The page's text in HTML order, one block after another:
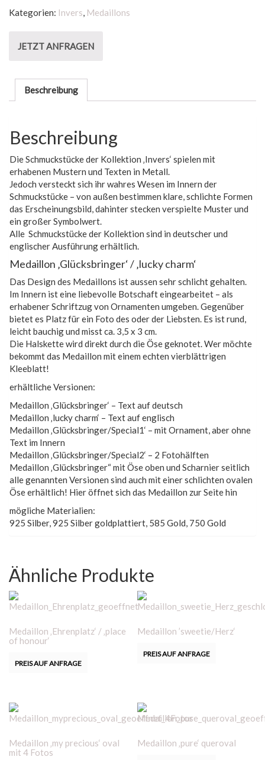
Kategorien: Invers, Medaillons
JETZT ANFRAGEN
Beschreibung
Beschreibung
Die Schmuckstücke der Kollektion ‚Invers‘ spielen mit
erhabenen Mustern und Texten in Metall.
Jedoch versteckt sich ihr wahres Wesen im Innern der
Schmuckstücke – von außen bestimmen klare, schlichte Formen
das Erscheinungsbild, dahinter stecken verspielte Muster und
ein großer Symbolwert.
Alle Schmuckstücke der Kollektion sind in deutscher und
englischer Ausführung erhältlich.
Medaillon ‚Glücksbringer‘ / ‚lucky charm‘
Das Design des Medaillons ist aussen sehr schlicht gehalten.
Im Innern ist eine liebevolle Botschaft eingearbeitet – als
erhabener Schriftzug von Ornamenten umgeben. Gegenüber
bietet es Platz für ein Foto des oder der Liebsten. Es ist rund,
leicht bauchig und misst ca. 3,5 x 3 cm.
Die Halskette wird direkt durch die Öse geknotet. Wer möchte
bekommt das Medaillon mit einem echten vierblättrigen
Kleeblatt!
erhältliche Versionen:
Medaillon ‚Glücksbringer‘ – Text auf deutsch
Medaillon ‚lucky charm‘ – Text auf englisch
Medaillon ‚Glücksbringer/Special1‘ – mit Ornament, aber ohne
Text im Innern
Medaillon ‚Glücksbringer/Special2‘ – 2 Fotohälften
Medaillon ‚Glücksbringer“ mit Öse oben und Scharnier seitlich
alle genannten Versionen sind auch mit einer schlichten ovalen
Öse erhältlich! Hier öffnet sich das Medaillon zur Seite hin
mögliche Materialien:
925 Silber, 925 Silber goldplattiert, 585 Gold, 750 Gold
Ähnliche Produkte
Medaillon ‚Ehrenplatz‘ / ‚place
of honour‘
PREIS AUF ANFRAGE
Medaillon ’sweetie/Herz‘
PREIS AUF ANFRAGE
Medaillon ‚my precious‘ oval
mit 4 Fotos
Medaillon ‚pure‘ queroval